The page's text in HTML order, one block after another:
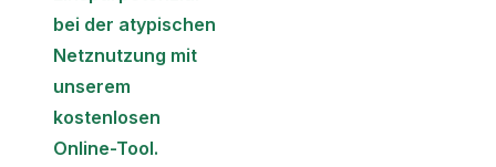
bei der atypischen
Netznutzung mit
unserem
kostenlosen
Online-Tool.